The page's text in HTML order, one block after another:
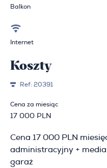
Balkon
Internet
Koszty
Ref: 20391
Cena za miesiąc
17 000 PLN
Cena 17 000 PLN
administracyjny + media
garaż